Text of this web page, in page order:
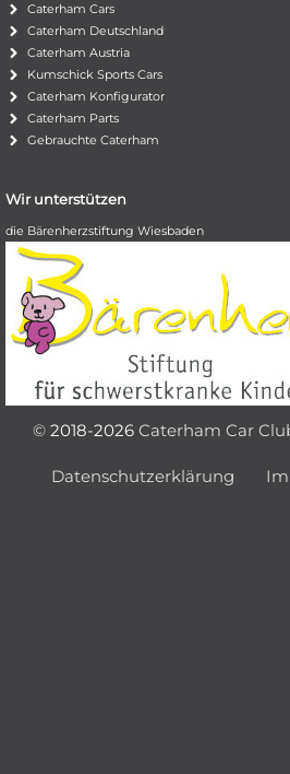
Caterham Cars
Caterham Deutschland
Caterham Austria
Kumschick Sports Cars
Caterham Konfigurator
Caterham Parts
Gebrauchte Caterham
Wir unterstützen
die Bärenherzstiftung Wiesbaden
© 2018-2026 Caterham Car
Datenschutzerklärung